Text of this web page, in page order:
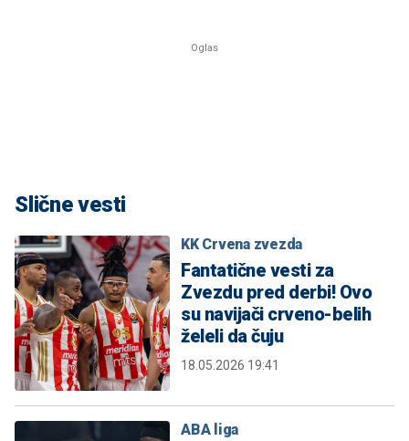
Slične vesti
KK Crvena zvezda
Fantatične vesti za
Zvezdu pred derbi! Ovo
su navijači crveno-belih
želeli da čuju
18.05.2026 19:41
ABA liga